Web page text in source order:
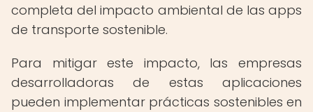
completa del impacto ambiental de las apps
de transporte sostenible.
Para mitigar este impacto, las empresas
desarrolladoras de estas aplicaciones
pueden implementar prácticas sostenibles en